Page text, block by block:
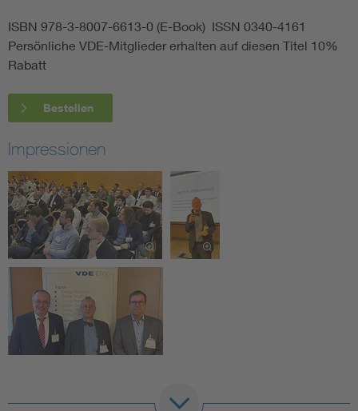
ISBN 978-3-8007-6613-0 (E-Book) ISSN 0340-4161
Persönliche VDE-Mitglieder erhalten auf diesen Titel 10%
Rabatt
Bestellen
Impressionen